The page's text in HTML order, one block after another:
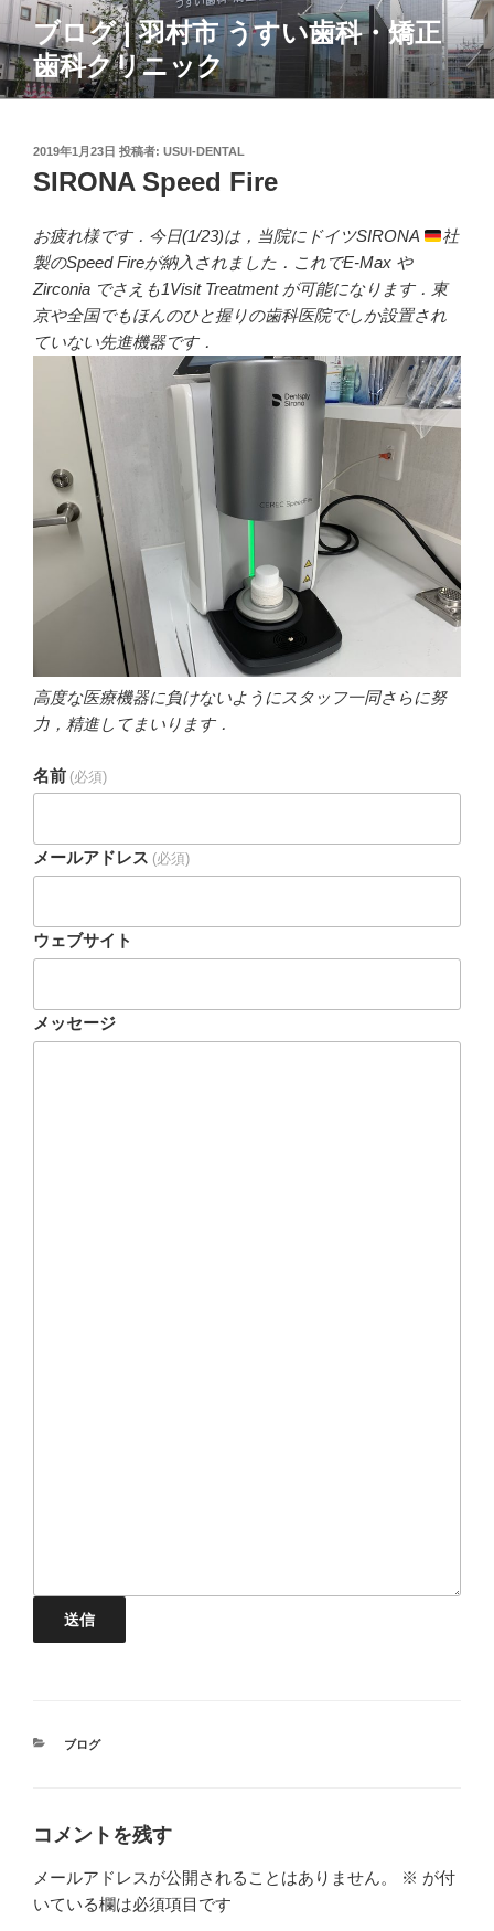
コ
ン
テ
ン
ブログ | 羽村市 うすい歯科・矯正
歯科クリニック
投
稿
日:
2019年1月23日 投稿者: USUI-DENTAL
SIRONA Speed Fire
お疲れ様です．今日(1/23)は，当院にドイツSIRONA
社
製のSpeed Fireが納入されました．これでE-Max や
Zirconia でさえも1Visit Treatment が可能になります．東
京や全国でもほんのひと握りの歯科医院でしか設置され
ていない先進機器です．
高度な医療機器に負けないようにスタッフ一同さらに努
力，精進してまいります．
名前 (必須)
メールアドレス (必須)
ウェブサイト
メッセージ
送信
カ
ブログ
コメントを残す
メールアドレスが公開されることはありません。 ※ が付
いている欄は必須項目です